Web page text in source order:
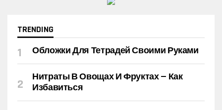
TRENDING
Обложки Для Тетрадей Своими Руками
Нитраты В Овощах И Фруктах — Как
Избавиться